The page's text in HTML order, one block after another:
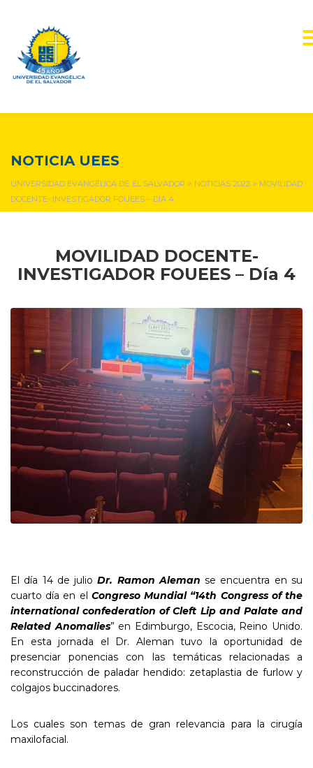
NOTICIA UEES
UNIVERSIDAD EVANGÉLICA DE EL SALVADOR > NOTICIAS 2022> MOVILIDAD
DOCENTE- INVESTIGADOR FOUEES – DÍA 4
MOVILIDAD DOCENTE-
INVESTIGADOR FOUEES – Día 4
El día 14 de julioDr. Ramon Alemanse encuentra en su
cuarto día en el Congreso Mundial “14th Congress of the
international confederation of Cleft Lip and Palate and
Related Anomalies” en Edimburgo, Escocia, Reino Unido.
En esta jornada el Dr. Aleman tuvo la oportunidad de
presenciar ponencias con las temáticas relacionadas a
reconstrucción de paladar hendido: zetaplastia de furlow y
colgajos buccinadores.
Los cuales son temas de gran relevancia para la cirugía
maxilofacial.